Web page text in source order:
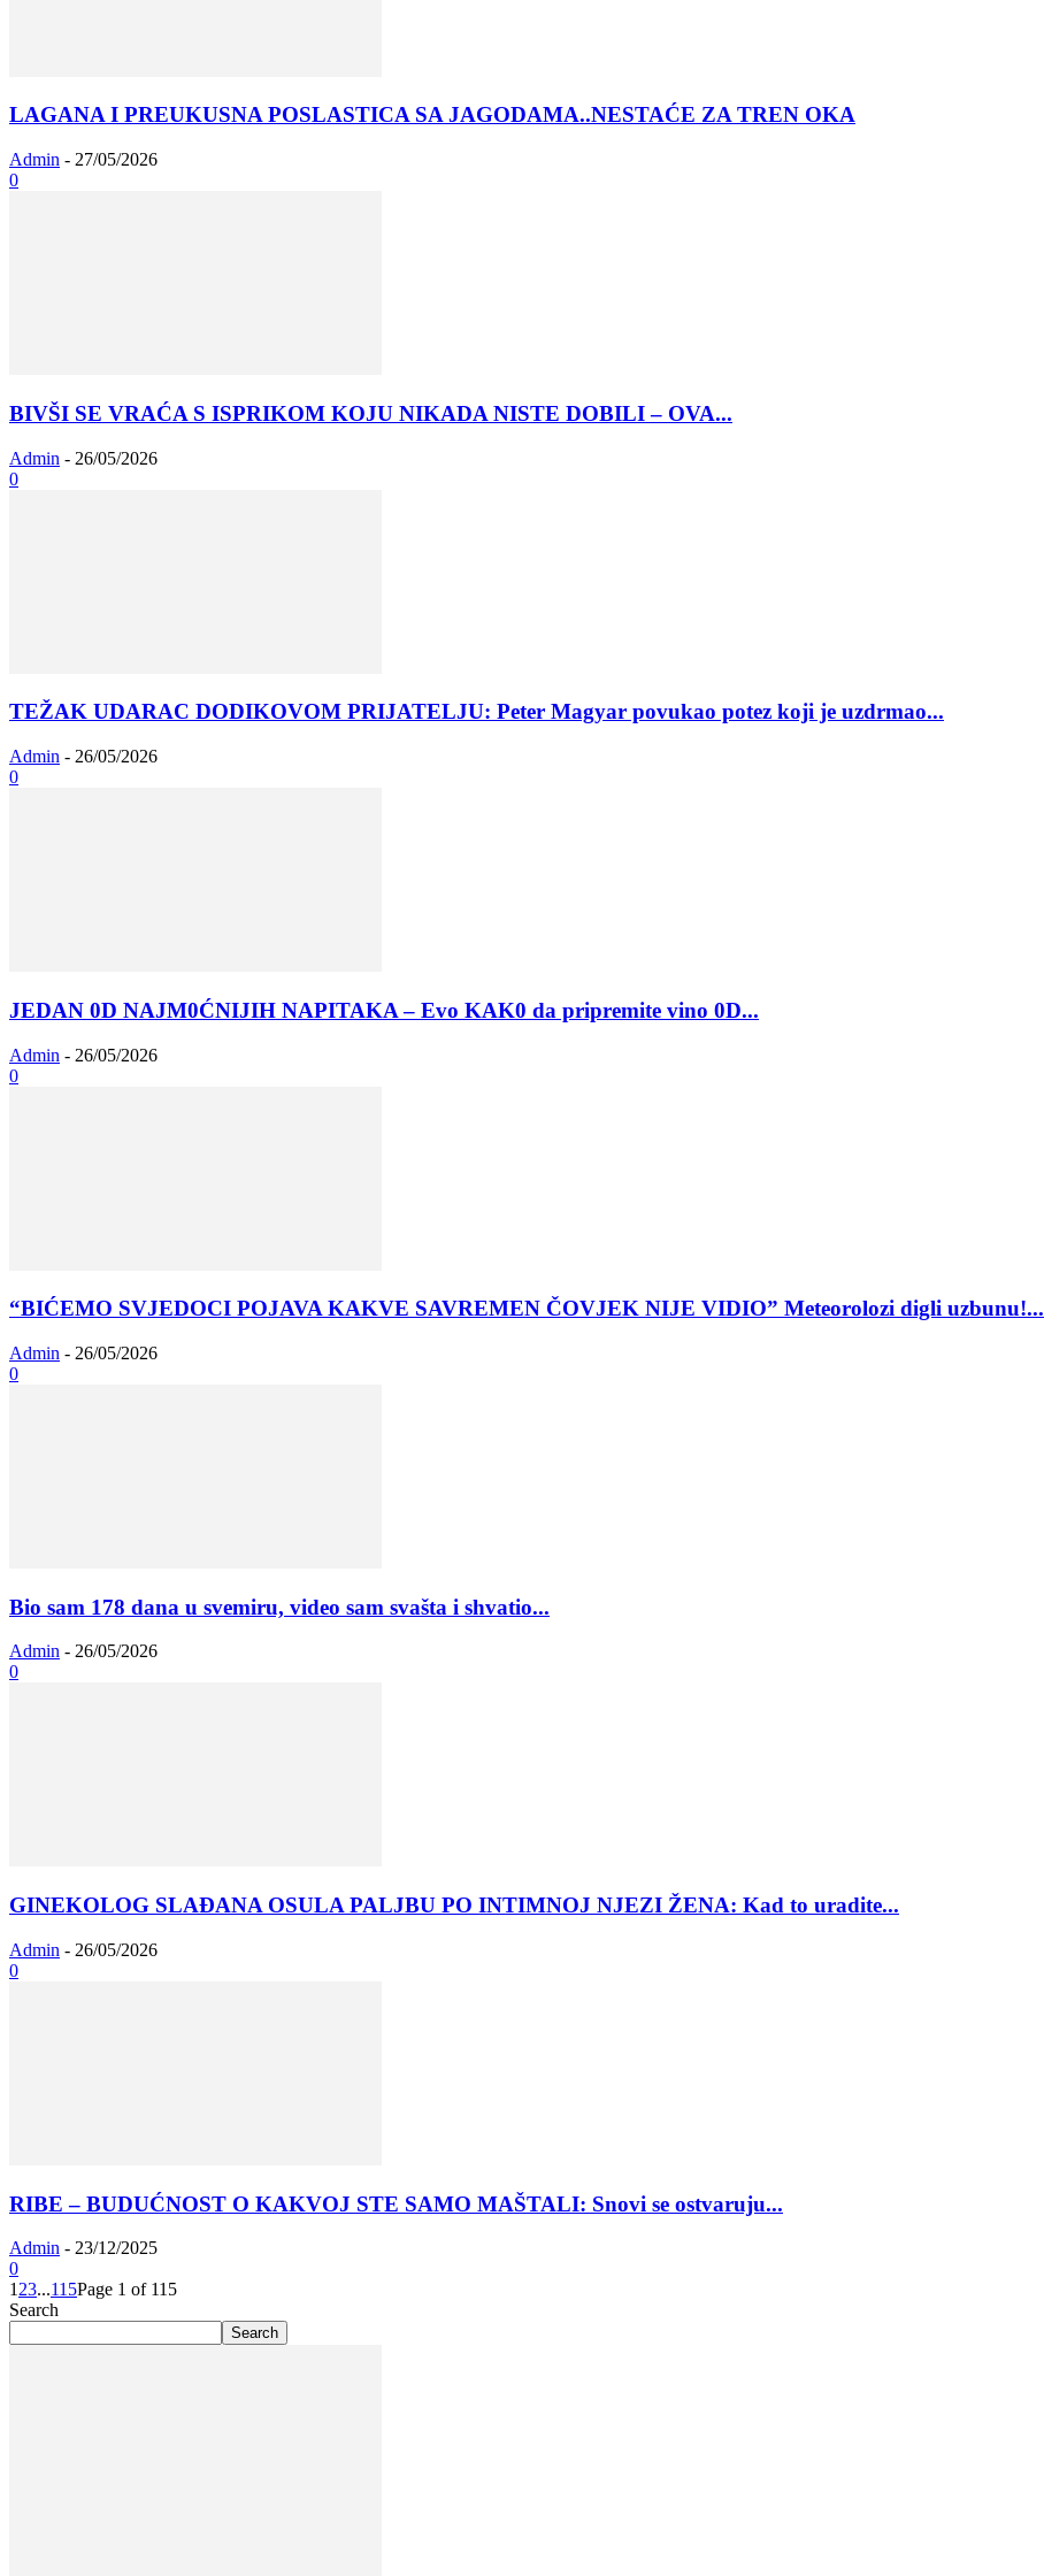
LAGANA I PREUKUSNA POSLASTICA SA JAGODAMA..NESTAĆE ZA TREN OKA
Admin - 27/05/2026
0
BIVŠI SE VRAĆA S ISPRIKOM KOJU NIKADA NISTE DOBILI – OVA...
Admin - 26/05/2026
0
TEŽAK UDARAC DODIKOVOM PRIJATELJU: Peter Magyar povukao potez koji je uzdrmao...
Admin - 26/05/2026
0
JEDAN 0D NAJM0ĆNIJIH NAPITAKA – Evo KAK0 da pripremite vino 0D...
Admin - 26/05/2026
0
“BIĆEMO SVJEDOCI POJAVA KAKVE SAVREMEN ČOVJEK NIJE VIDIO” Meteorolozi digli uzbunu!...
Admin - 26/05/2026
0
Bio sam 178 dana u svemiru, video sam svašta i shvatio...
Admin - 26/05/2026
0
GINEKOLOG SLAĐANA OSULA PALJBU PO INTIMNOJ NJEZI ŽENA: Kad to uradite...
Admin - 26/05/2026
0
RIBE – BUDUĆNOST O KAKVOJ STE SAMO MAŠTALI: Snovi se ostvaruju...
Admin - 23/12/2025
0
1 23...115Page 1 of 115
Search
Search